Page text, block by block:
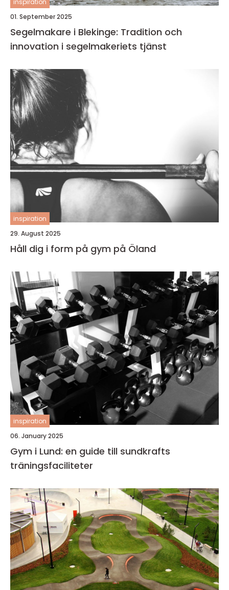
inspiration
01. September 2025
Segelmakare i Blekinge: Tradition och
innovation i segelmakeriets tjänst
inspiration
29. August 2025
Håll dig i form på gym på Öland
inspiration
06. January 2025
Gym i Lund: en guide till sundkrafts
träningsfaciliteter